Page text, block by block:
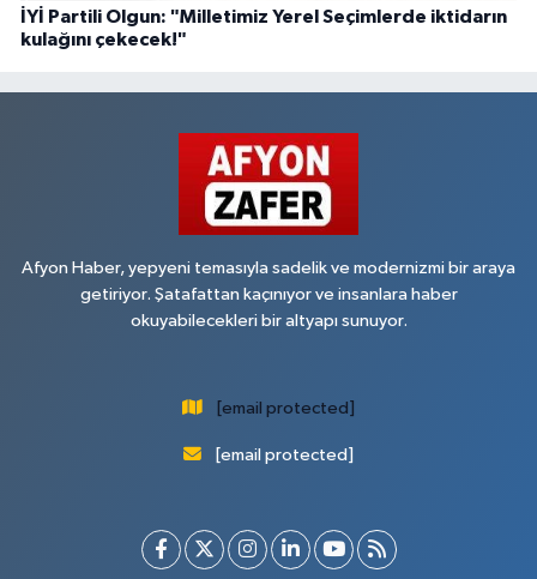
İYİ Partili Olgun: "Milletimiz Yerel Seçimlerde iktidarın
kulağını çekecek!"
Afyon Haber, yepyeni temasıyla sadelik ve modernizmi bir araya
getiriyor. Şatafattan kaçınıyor ve insanlara haber
okuyabilecekleri bir altyapı sunuyor.
[email protected]
[email protected]